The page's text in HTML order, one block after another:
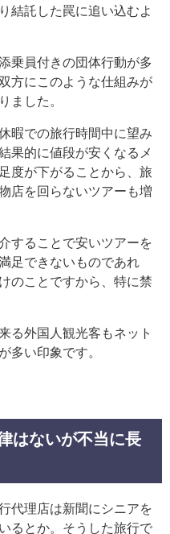
結託した罠に追い込むよ
乗員付きの団体行動が多
方にこのような仕組みが
ました。
暇での旅行時間中に望み
果的に値段が安くなるメ
度が下がることから、旅
店を回らないツアーも増
することで安いツアーを
足できないものであれ
のことですから、特に禁
る外国人観光客もネット
多い印象です。
はないが不当に長
代理店は新聞にシニアを
るとか。そうした旅行で